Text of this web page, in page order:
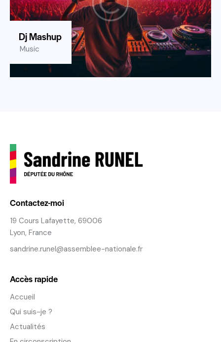
Dj Mashup
Music
Contactez-moi
19 Cours Lafayette, 69006
Lyon, France
sandrine.runel@assemblee-nationale.fr
Accès rapide
Accueil
Qui suis-je ?
Actualités